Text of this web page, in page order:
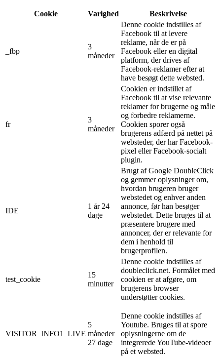
Cookie Varighed Beskrivelse
_fbp
3
måneder
Denne cookie indstilles af
Facebook til at levere
reklame, når de er på
Facebook eller en digital
platform, der drives af
Facebook-reklamer efter at
have besøgt dette websted.
fr
3
måneder
Cookien er indstillet af
Facebook til at vise relevante
reklamer for brugerne og måle
og forbedre reklamerne.
Cookien sporer også
brugerens adfærd på nettet på
websteder, der har Facebook-
pixel eller Facebook-socialt
plugin.
IDE
1 år 24
dage
Brugt af Google DoubleClick
og gemmer oplysninger om,
hvordan brugeren bruger
webstedet og enhver anden
annonce, før han besøger
webstedet. Dette bruges til at
præsentere brugere med
annoncer, der er relevante for
dem i henhold til
brugerprofilen.
test_cookie
15
minutter
Denne cookie indstilles af
doubleclick.net. Formålet med
cookien er at afgøre, om
brugerens browser
understøtter cookies.
VISITOR_INFO1_LIVE
5
måneder
27 dage
Denne cookie indstilles af
Youtube. Bruges til at spore
oplysningerne om de
integrerede YouTube-videoer
på et websted.